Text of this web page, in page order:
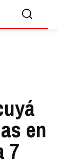
en
7